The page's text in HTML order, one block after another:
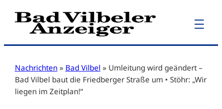
Zum
Inhalt
Nachrichten » Bad Vilbel » Umleitung wird geändert –
Bad Vilbel baut die Friedberger Straße um • Stöhr: „Wir
liegen im Zeitplan!“